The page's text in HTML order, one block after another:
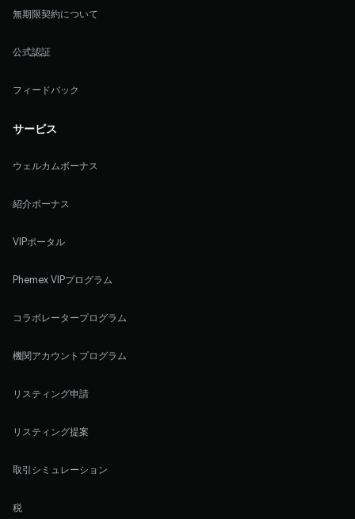
無期限契約について
公式認証
フィードバック
サービス
ウェルカムボーナス
紹介ボーナス
VIPポータル
Phemex VIPプログラム
コラボレータープログラム
機関アカウントプログラム
リスティング申請
リスティング提案
取引シミュレーション
税